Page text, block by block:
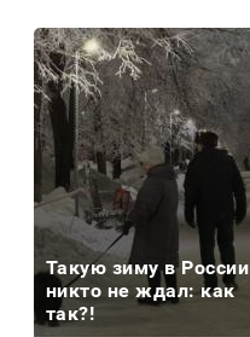
Такую зиму в России
никто не ждал: как
так?!